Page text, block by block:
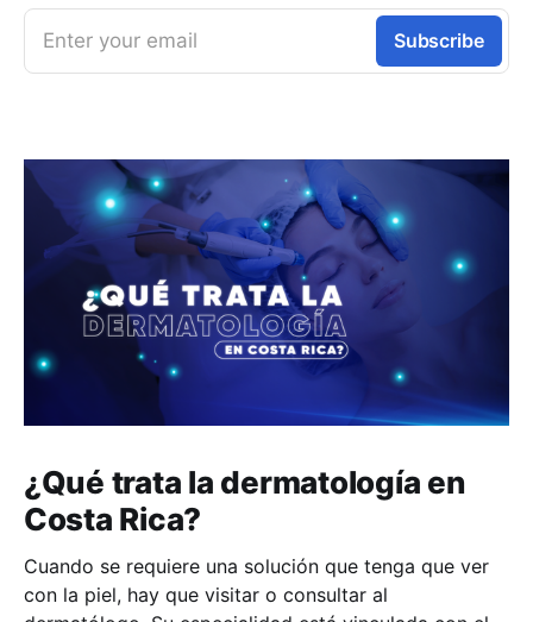
Enter your email Subscribe
¿Qué trata la dermatología en
Costa Rica?
Cuando se requiere una solución que tenga que ver
con la piel, hay que visitar o consultar al